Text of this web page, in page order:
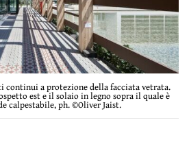
continui a protezione della facciata vetrata.
est e il solaio in legno sopra il quale è
calpestabile, ph. ©Oliver Jaist.